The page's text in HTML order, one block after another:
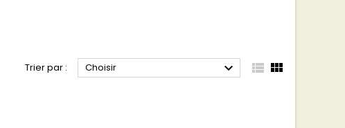
Trier par : Choisir   